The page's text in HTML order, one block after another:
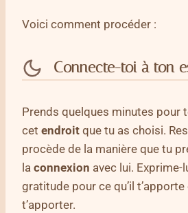
Voici comment procéder :
Connecte-toi à ton
Prends quelques minutes pour
cet endroit que tu as choisi.
procède de la manière que tu
la connexion avec lui.
gratitude pour ce qu’il t’apporte
t’apporter.